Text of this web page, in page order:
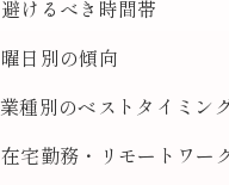
避けるべき時間帯
曜日別の傾向
業種別のベストタイミン
在宅勤務・リモートワー